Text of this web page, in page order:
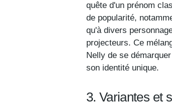
quête d'un prénom
de popularité,
qu'à divers
projecteurs. Ce
Nelly de se
son identité unique.
3. Variantes et